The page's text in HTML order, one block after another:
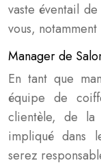
vaste éventail
vous, notamment
Manager de
En tant que
équipe de
clientèle, de la
impliqué dans
serez